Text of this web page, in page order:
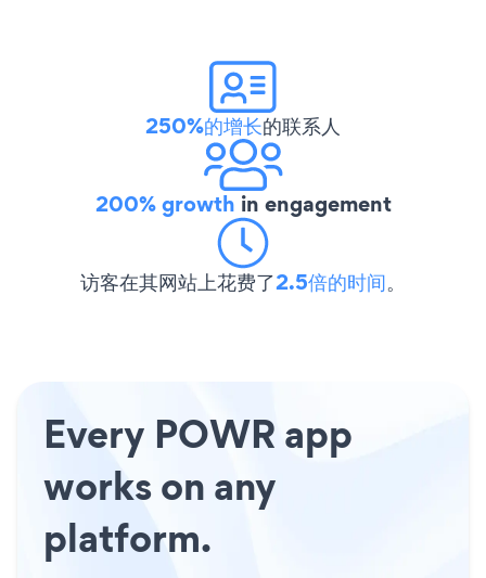
250%的增长的联系人
200% growth in engagement
访客在其网站上花费了2.5倍的时间。
Every POWR app
works on any
platform.